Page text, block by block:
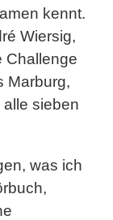
kennt.
Wiersig,
Challenge
Marburg,
sieben
was ich